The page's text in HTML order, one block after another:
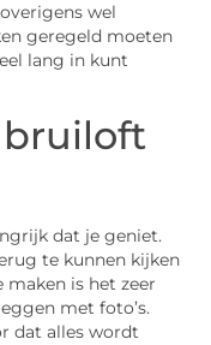
wel
geregeld moeten
lang in kunt
bruiloft
dat je geniet.
te kunnen kijken
is het zeer
met foto’s.
dat alles wordt